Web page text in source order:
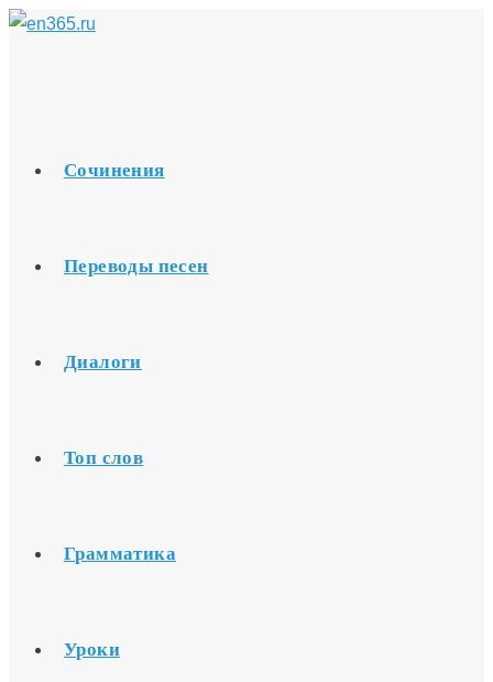
Перейти
Сочинения
Переводы песен
Диалоги
Топ слов
Грамматика
Уроки